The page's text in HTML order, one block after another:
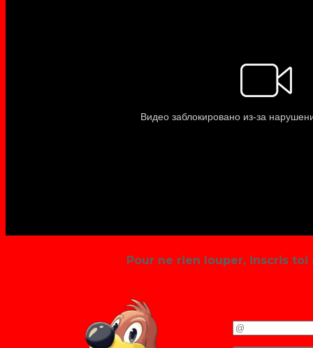
Pour ne rien louper, inscris toi